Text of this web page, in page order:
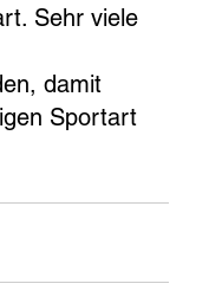
Sehr viele
damit
Sportart